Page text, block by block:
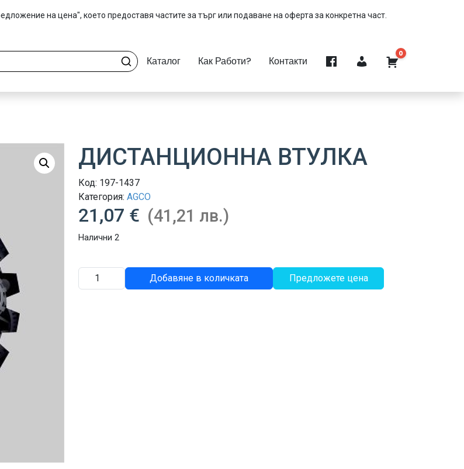
на цена", което предоставя частите за търг или подаване на оферта за конкретна част.
Каталог Как Работи? Контакти
0
ДИСТАНЦИОННА ВТУЛКА
Код: 197-1437
Категория: AGCO
21,07 € (41,21 лв.)
Налични 2
количество
за
Добавяне в количката Предложете цена